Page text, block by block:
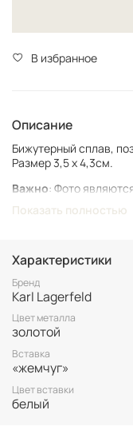
В избранное
Описание
Бижутерный сплав,
Размер 3,5 х 4,3см.
Важно: Фото
времени и
размеру и состоянию
Все товары
возможна только
Неоплаченные заказы
Показать полностью
Характеристики
Бренд
Karl Lagerfeld
Цвет металла
золотой
Вставка
«жемчуг»
Цвет вставки
белый